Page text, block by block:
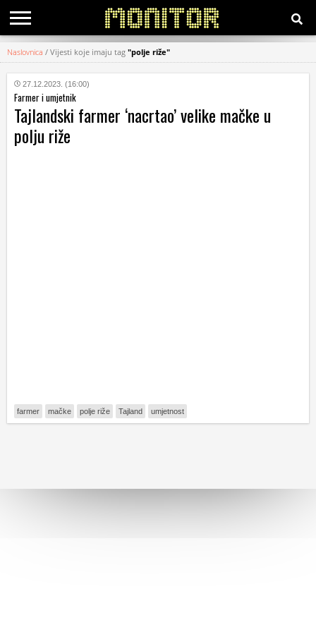
KATEGORIJE
HRVATSKI
WEB
Naslovnica / Vijesti koje imaju tag "polje riže"
27.12.2023. (16:00)
Farmer i umjetnik
Tajlandski farmer ‘nacrtao’ velike mačke u
polju riže
farmer mačke polje riže Tajland umjetnost